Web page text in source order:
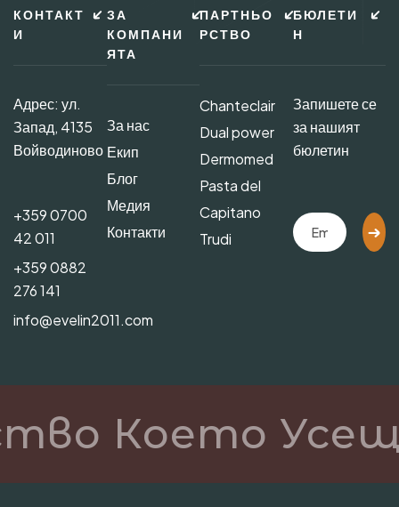
КОНТАКТ
И
Адрес: ул.
Запад, 4135
Войводиново
+359 0700
42 011
+359 0882
276 141
info@evelin2011.com
ЗА
КОМПАНИ
ЯТА
За нас
Екип
Блог
Медия
Контакти
ПАРТНЬО
РСТВО
Chanteclair
Dual power
Dermomed
Pasta del
Capitano
Trudi
БЮЛЕТИ
Н
Запишете се
за нашият
бюлетин
Което